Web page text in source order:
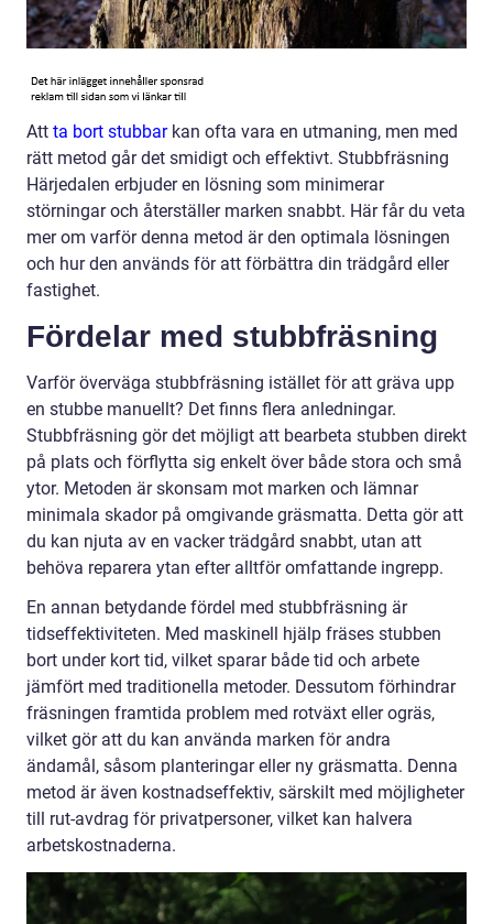
Att ta bort stubbarkan ofta vara en utmaning, men med
rätt metod går det smidigt och effektivt. Stubbfräsning
Härjedalen erbjuder en lösning som minimerar
störningar och återställer marken snabbt. Här får du veta
mer om varför denna metod är den optimala lösningen
och hur den används för att förbättra din trädgård eller
fastighet.
Fördelar med stubbfräsning
Varför överväga stubbfräsning istället för att gräva upp
en stubbe manuellt? Det finns flera anledningar.
Stubbfräsning gör det möjligt att bearbeta stubben direkt
på plats och förflytta sig enkelt över både stora och små
ytor. Metoden är skonsam mot marken och lämnar
minimala skador på omgivande gräsmatta. Detta gör att
du kan njuta av en vacker trädgård snabbt, utan att
behöva reparera ytan efter alltför omfattande ingrepp.
En annan betydande fördel med stubbfräsning är
tidseffektiviteten. Med maskinell hjälp fräses stubben
bort under kort tid, vilket sparar både tid och arbete
jämfört med traditionella metoder. Dessutom förhindrar
fräsningen framtida problem med rotväxt eller ogräs,
vilket gör att du kan använda marken för andra
ändamål, såsom planteringar eller ny gräsmatta. Denna
metod är även kostnadseffektiv, särskilt med möjligheter
till rut-avdrag för privatpersoner, vilket kan halvera
arbetskostnaderna.